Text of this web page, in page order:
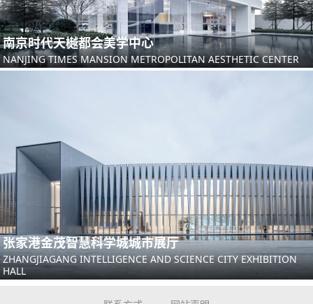
南京时代天樾都会美学中心
NANJING TIMES MANSION METROPOLITAN AESTHETIC CENTER
张家港金茂智慧科学城城市展厅
ZHANGJIAGANG INTELLIGENCE AND SCIENCE CITY EXHIBITION
HALL